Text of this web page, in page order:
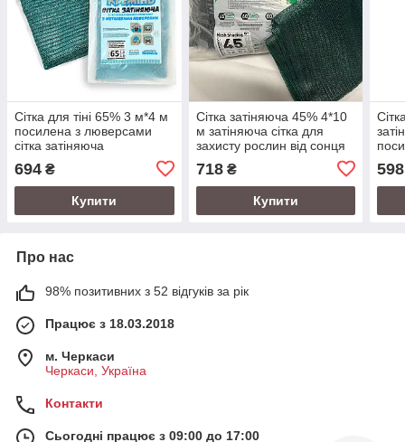
Сітка для тіні 65% 3 м*4 м
посилена з люверсами
сітка затіняюча
694 ₴
Купити
Сітка затіняюча 45% 4*10
м затіняюча сітка для
захисту рослин від сонця
718₴
Купити
598
Про нас
98% позитивних з 52 відгуків за рік
Працює з 18.03.2018
м. Черкаси
Черкаси, Україна
Контакти
Сьогодні працює з 09:00 до 17:00